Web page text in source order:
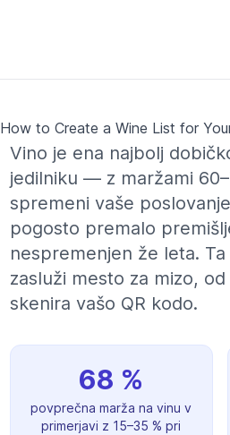
How to Create a Wine List for
Vino je ena najbolj
jedilniku — z maržami
spremeni vaše
pogosto premalo
nespremenjen že leta.
zasluži mesto za mizo,
skenira vašo QR kodo.
68 %
povprečna marža na vinu v
primerjavi z 15–35 % pri